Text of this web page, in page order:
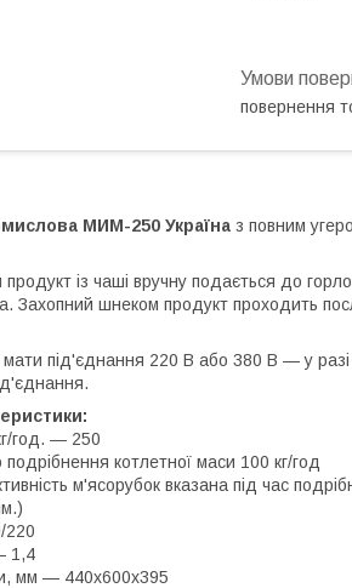
повернення
МИМ-250 Україна з повним
із чаші вручну подається до
Захопний шнеком продукт проходить
під'єднання 220 В або 380 В — у
год. ― 250
подрібнення котлетної маси 100 кг/год
м'ясорубок вказана під час
220
1,4
мм — 440х600х395